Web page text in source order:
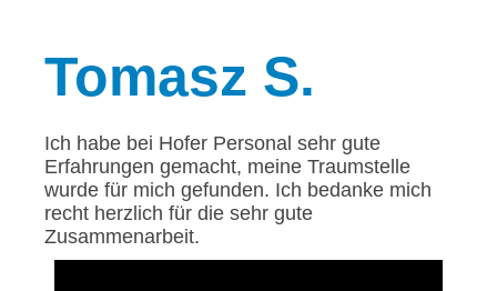
Tomasz S.
Ich habe bei Hofer Personal sehr gute
Erfahrungen gemacht, meine Traumstelle
wurde für mich gefunden. Ich bedanke mich
recht herzlich für die sehr gute
Zusammenarbeit.